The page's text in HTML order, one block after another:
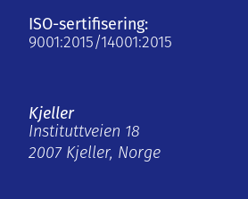
ISO-sertifisering:
9001:2015/14001:2015
Kjeller
Instituttveien 18
2007 Kjeller, Norge